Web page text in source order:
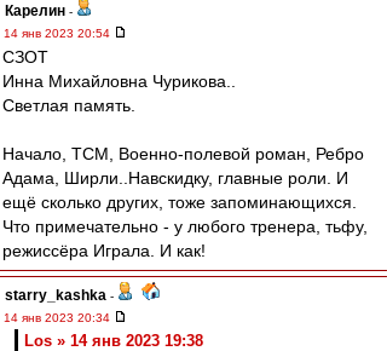
Карелин -
14 янв 2023 20:54
СЗОТ
Инна Михайловна Чурикова..
Светлая память.
Начало, ТСМ, Военно-полевой роман, Ребро
Адама, Ширли..Навскидку, главные роли. И
ещё сколько других, тоже запоминающихся.
Что примечательно - у любого тренера, тьфу,
режиссёра Играла. И как!
starry_kashka -
14 янв 2023 20:34
Los » 14 янв 2023 19:38